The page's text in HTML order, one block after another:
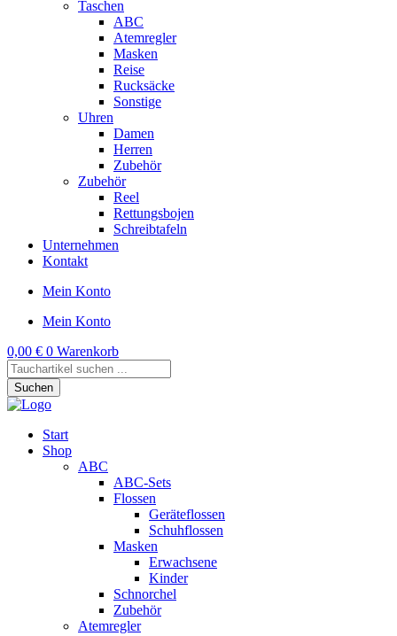
Taschen
ABC
Atemregler
Masken
Reise
Rucksäcke
Sonstige
Uhren
Damen
Herren
Zubehör
Zubehör
Reel
Rettungsbojen
Schreibtafeln
Unternehmen
Kontakt
Mein Konto
Mein Konto
0,00 € 0 Warenkorb
Products
search
Suchen
Start
Shop
ABC
ABC-Sets
Flossen
Geräteflossen
Schuhflossen
Masken
Erwachsene
Kinder
Schnorchel
Zubehör
Atemregler